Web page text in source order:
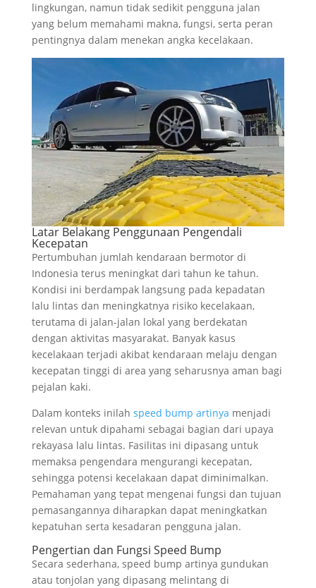
lingkungan, namun tidak sedikit pengguna jalan
yang belum memahami makna, fungsi, serta peran
pentingnya dalam menekan angka kecelakaan.
Latar Belakang Penggunaan Pengendali
Kecepatan
Pertumbuhan jumlah kendaraan bermotor di
Indonesia terus meningkat dari tahun ke tahun.
Kondisi ini berdampak langsung pada kepadatan
lalu lintas dan meningkatnya risiko kecelakaan,
terutama di jalan-jalan lokal yang berdekatan
dengan aktivitas masyarakat. Banyak kasus
kecelakaan terjadi akibat kendaraan melaju dengan
kecepatan tinggi di area yang seharusnya aman bagi
pejalan kaki.
Dalam konteks inilah speed bump artinya menjadi
relevan untuk dipahami sebagai bagian dari upaya
rekayasa lalu lintas. Fasilitas ini dipasang untuk
memaksa pengendara mengurangi kecepatan,
sehingga potensi kecelakaan dapat diminimalkan.
Pemahaman yang tepat mengenai fungsi dan tujuan
pemasangannya diharapkan dapat meningkatkan
kepatuhan serta kesadaran pengguna jalan.
Pengertian dan Fungsi Speed Bump
Secara sederhana, speed bump artinya gundukan
atau tonjolan yang dipasang melintang di